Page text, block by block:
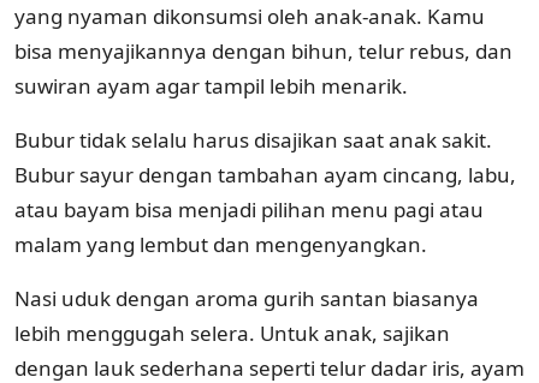
yang nyaman dikonsumsi oleh anak-anak. Kamu
bisa menyajikannya dengan bihun, telur rebus, dan
suwiran ayam agar tampil lebih menarik.
Bubur tidak selalu harus disajikan saat anak sakit.
Bubur sayur dengan tambahan ayam cincang, labu,
atau bayam bisa menjadi pilihan menu pagi atau
malam yang lembut dan mengenyangkan.
Nasi uduk dengan aroma gurih santan biasanya
lebih menggugah selera. Untuk anak, sajikan
dengan lauk sederhana seperti telur dadar iris, ayam